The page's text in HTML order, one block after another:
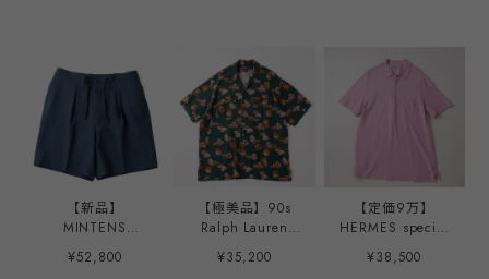
【新品】
MINTENS
Vintage made in
ENGLAND Fabric
¥52,800
【極美品】90s
Ralph Lauren
special rayon
shirt Green S/S
¥35,200
【定価9万】
HERMES special
polo shirt made
in Italy mint
¥38,500